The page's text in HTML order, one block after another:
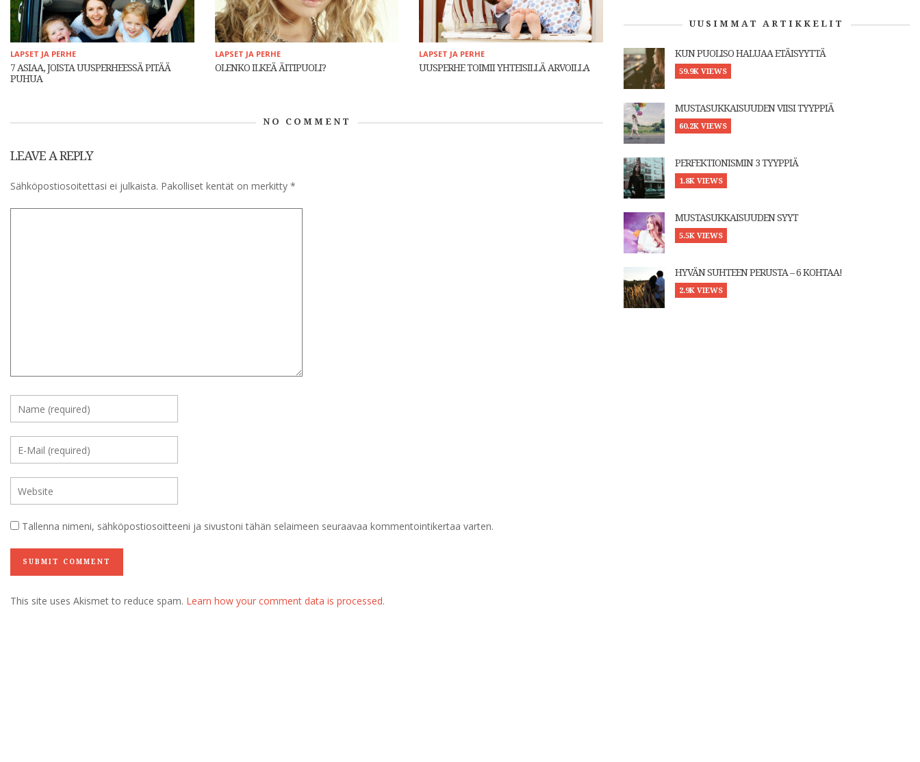
LAPSET JA PERHE
7 ASIAA, JOISTA UUSPERHEESSÄ PITÄÄ
PUHUA
LAPSET JA PERHE
OLENKO ILKEÄ ÄITIPUOLI?
LAPSET JA PERHE
UUSPERHE TOIMII YHTEISILLÄ ARVOILLA
NO COMMENT
LEAVE A REPLY
Sähköpostiosoitettasi ei julkaista. Pakolliset kentät on merkitty *
Tallenna nimeni, sähköpostiosoitteeni ja sivustoni tähän selaimeen seuraavaa kommentointikertaa varten.
This site uses Akismet to reduce spam. Learn how your comment data is processed.
UUSIMMAT ARTIKKELIT
KUN PUOLISO HALUAA ETÄISYYTTÄ
59.9K VIEWS
MUSTASUKKAISUUDEN VIISI TYYPPIÄ
60.2K VIEWS
PERFEKTIONISMIN 3 TYYPPIÄ
1.8K VIEWS
MUSTASUKKAISUUDEN SYYT
5.5K VIEWS
HYVÄN SUHTEEN PERUSTA – 6 KOHTAA!
2.9K VIEWS